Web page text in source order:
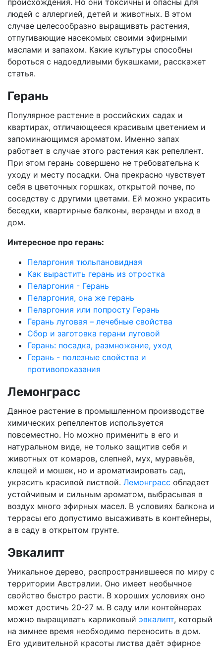
происхождения. Но они токсичны и опасны для
людей с аллергией, детей и животных. В этом
случае целесообразно выращивать растения,
отпугивающие насекомых своими эфирными
маслами и запахом. Какие культуры способны
бороться с надоедливыми букашками, расскажет
статья.
Герань
Популярное растение в российских садах и
квартирах, отличающееся красивым цветением и
запоминающимся ароматом. Именно запах
работает в случае этого растения как репеллент.
При этом герань совершено не требовательна к
уходу и месту посадки. Она прекрасно чувствует
себя в цветочных горшках, открытой почве, по
соседству с другими цветами. Ей можно украсить
беседки, квартирные балконы, веранды и вход в
дом.
Интересное про герань:
Пеларгония тюльпановидная
Как вырастить герань из отростка
Пеларгония - Герань
Пеларгония, она же герань
Пеларгония или попросту Герань
Герань луговая – лечебные свойства
Сбор и заготовка герани луговой
Герань: посадка, размножение, уход
Герань - полезные свойства и
противопоказания
Лемонграсс
Данное растение в промышленном производстве
химических репеллентов используется
повсеместно. Но можно применить в его и
натуральном виде, не только защитив себя и
животных от комаров, слепней, мух, муравьёв,
клещей и мошек, но и ароматизировать сад,
украсить красивой листвой. Лемонграсс обладает
устойчивым и сильным ароматом, выбрасывая в
воздух много эфирных масел. В условиях балкона и
террасы его допустимо высаживать в контейнеры,
а в саду в открытом грунте.
Эвкалипт
Уникальное дерево, распространившееся по миру с
территории Австралии. Оно имеет необычное
свойство быстро расти. В хороших условиях оно
может достичь 20-27 м. В саду или контейнерах
можно выращивать карликовый эвкалипт, который
на зимнее время необходимо переносить в дом.
Его удивительной красоты листва даёт эфирное